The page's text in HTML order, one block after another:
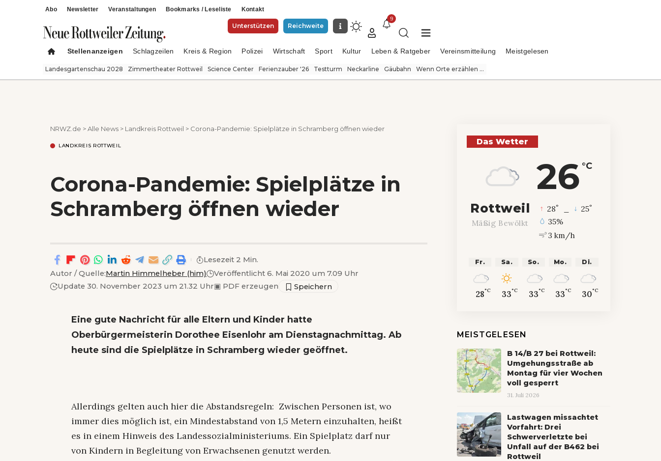
Abo Newsletter Veranstaltungen Bookmarks / Leseliste Kontakt
Unterstützen Reichweite
9
Stellenanzeigen Schlagzeilen Kreis & Region Polizei Wirtschaft Sport Kultur Leben & Ratgeber Vereinsmitteilung Meistgelesen
Landesgartenschau 2028 Zimmertheater Rottweil Science Center Ferienzauber '26 Testturm Neckarline Gäubahn Wenn Orte erzählen ...
NRWZ.de >Alle News > Landkreis Rottweil > Corona-Pandemie: Spielplätze in Schramberg öffnen wieder
LANDKREIS ROTTWEIL
Corona-Pandemie: Spielplätze in
Schramberg öffnen wieder
Autor / Quelle:Martin Himmelheber (him)
Veröffentlicht 6. Mai 2020 um 7.09 Uhr
Update 30. November 2023 um 21.32 Uhr▣ PDF erzeugen
Lesezeit 2 Min.
Eine gute Nachricht für alle Eltern und Kinder hatte
Oberbürgermeisterin Dorothee Eisenlohr am Dienstagnachmittag. Ab
heute sind die Spielplätze in Schramberg wieder geöffnet.
Allerdings gelten auch hier die Abstandsregeln: Zwischen Personen ist, wo
immer dies möglich ist, ein Mindestabstand von 1,5 Metern einzuhalten, heißt
es in einem Hinweis des Landessozialministeriums. Ein Spielplatz darf nur
von Kindern in Begleitung von Erwachsenen genutzt werden.
Das Wetter
26 °C
Rottweil
Mäßig Bewölkt
28° 25°
35%
3 km/h
Fr.
28°C
Sa.
33°C
So.
33°C
Mo.
33°C
Di.
30°C
MEISTGELESEN
B 14/B 27 bei Rottweil:
Umgehungsstraße ab
Montag für vier Wochen
voll gesperrt
31. Juli 2026
Lastwagen missachtet
Vorfahrt: Drei
Schwerverletzte bei
Unfall auf der B462 bei
Rottweil